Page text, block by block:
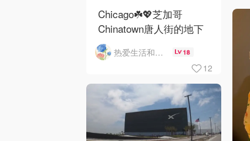
Chicago☘️💖芝加哥
Chinatown唐人街的地下
mini小美食城
热爱生活和自由的轻舞飞扬 18
12